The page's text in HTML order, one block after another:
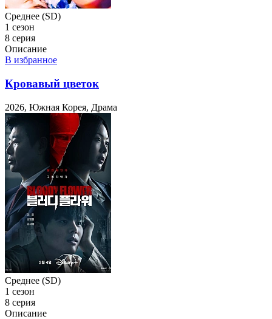
Среднее (SD)
1 сезон
8 серия
Описание
В избранное
Кровавый цветок
2026, Южная Корея, Драма
Среднее (SD)
1 сезон
8 серия
Описание